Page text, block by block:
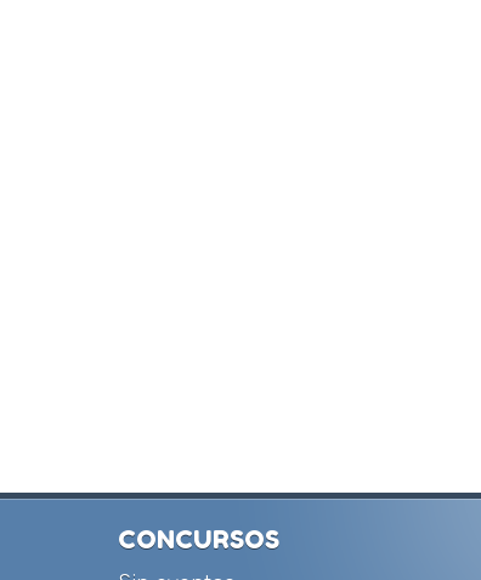
CONCURSOS